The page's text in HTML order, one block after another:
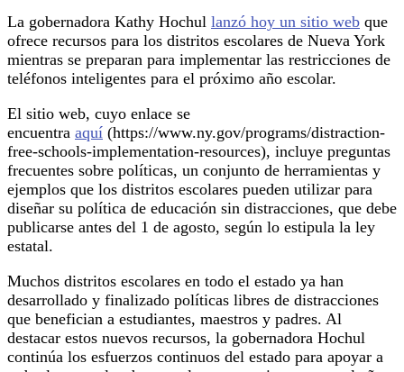
La gobernadora Kathy Hochul lanzó hoy un sitio web que
ofrece recursos para los distritos escolares de Nueva York
mientras se preparan para implementar las restricciones de
teléfonos inteligentes para el próximo año escolar.
El sitio web, cuyo enlace se
encuentra aquí (https://www.ny.gov/programs/distraction-
free-schools-implementation-resources), incluye preguntas
frecuentes sobre políticas, un conjunto de herramientas y
ejemplos que los distritos escolares pueden utilizar para
diseñar su política de educación sin distracciones, que debe
publicarse antes del 1 de agosto, según lo estipula la ley
estatal.
Muchos distritos escolares en todo el estado ya han
desarrollado y finalizado políticas libres de distracciones
que benefician a estudiantes, maestros y padres. Al
destacar estos nuevos recursos, la gobernadora Hochul
continúa los esfuerzos continuos del estado para apoyar a